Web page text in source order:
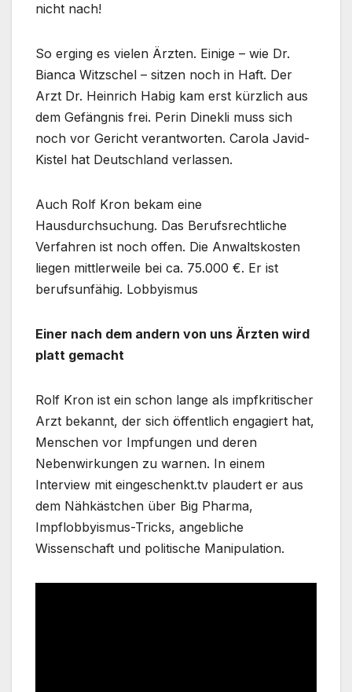
nicht nach!
So erging es vielen Ärzten. Einige – wie Dr.
Bianca Witzschel – sitzen noch in Haft. Der
Arzt Dr. Heinrich Habig kam erst kürzlich aus
dem Gefängnis frei. Perin Dinekli muss sich
noch vor Gericht verantworten. Carola Javid-
Kistel hat Deutschland verlassen.
Auch Rolf Kron bekam eine
Hausdurchsuchung. Das Berufsrechtliche
Verfahren ist noch offen. Die Anwaltskosten
liegen mittlerweile bei ca. 75.000 €. Er ist
berufsunfähig. Lobbyismus
Einer nach dem andern von uns Ärzten wird
platt gemacht
Rolf Kron ist ein schon lange als impfkritischer
Arzt bekannt, der sich öffentlich engagiert hat,
Menschen vor Impfungen und deren
Nebenwirkungen zu warnen. In einem
Interview mit eingeschenkt.tv plaudert er aus
dem Nähkästchen über Big Pharma,
Impflobbyismus-Tricks, angebliche
Wissenschaft und politische Manipulation.